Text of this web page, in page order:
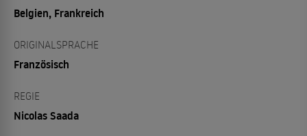
Belgien, Frankreich
ORIGINALSPRACHE
Französisch
REGIE
Nicolas Saada